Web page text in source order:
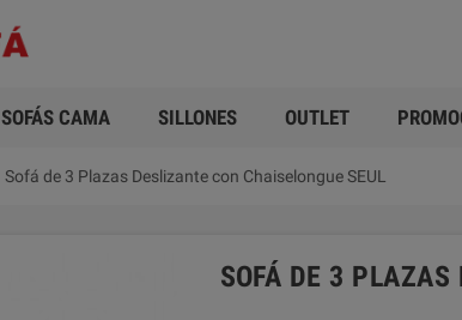
SOFÁS CAMA SILLONES OUTLET
Sofá de 3 Plazas Deslizante con Chaiselongue SEUL
SOFÁ DE 3 PLAZAS